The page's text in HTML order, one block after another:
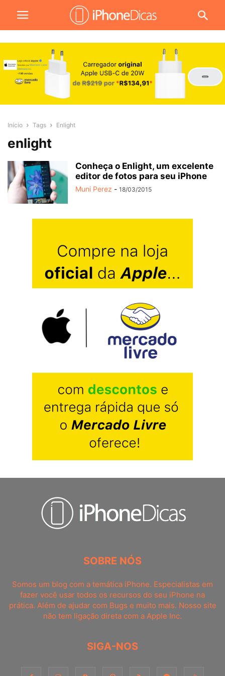
Início Tags Enlight
enlight
Conheça o Enlight, um excelente
editor de fotos para seu iPhone
Muni Perez - 18/03/2015
SOBRE NÓS
Somos um blog com a temática iPhone. Especialistas em
fazer você usar todos os recursos do seu iPhone na
prática. Além de ajudar com Bugs e muito mais. Nosso site
não tem ligação direta com a Apple Inc.
SIGA-NOS